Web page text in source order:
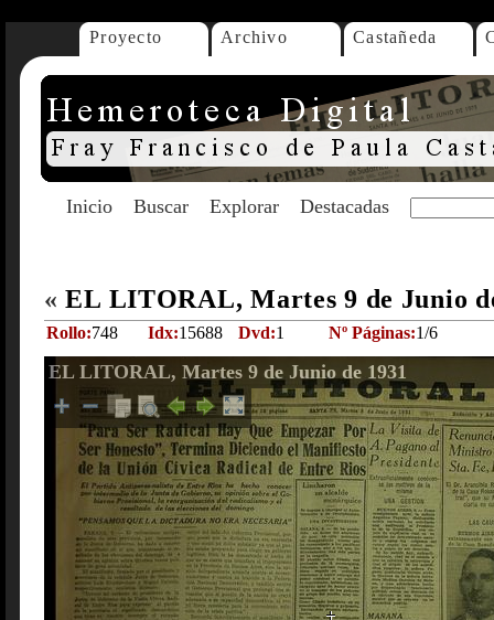
Proyecto Archivo Castañeda
Inicio Buscar Explorar Destacadas
« EL LITORAL, Martes 9 de Junio
Rollo:748 Idx:15688 Dvd:1 Nº Páginas:1/6
EL LITORAL, Martes 9 de Junio de 1931